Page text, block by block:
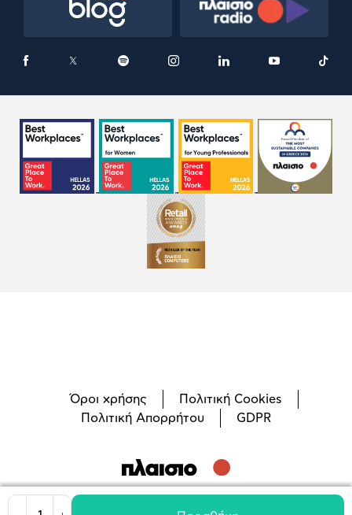
Όροι χρήσης
Πολιτική Cookies
Πολιτική Απορρήτου
GDPR